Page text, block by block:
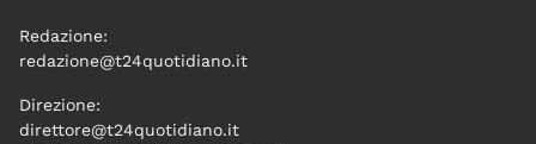
Redazione:
redazione@t24quotidiano.it
Direzione:
direttore@t24quotidiano.it